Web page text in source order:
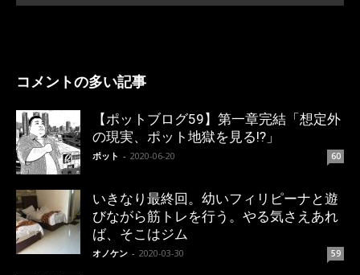
コメントの多い記事
【ポットブログ59】第一章完結「想定外
の現実、ポット地獄を見る!?」
ポット - 2020-06-20 60
いきなり最終回。幼いフィリピーナと遊
びながら筋トレを行う。やる気さえあれ
ば、そこはジム
オノケン - 2020-03-30 59